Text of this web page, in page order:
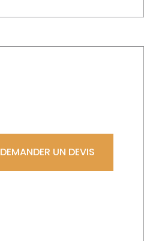
DEMANDER UN DEVIS